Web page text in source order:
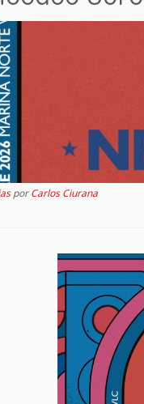
porCarlos Ciurana